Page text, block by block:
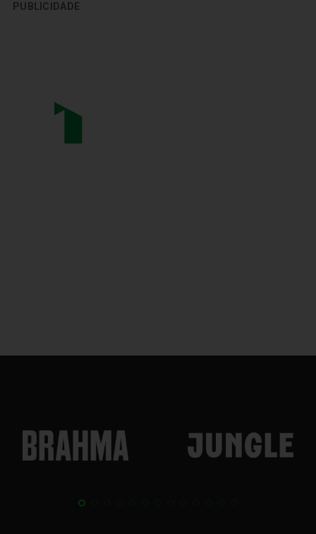
PUBLICIDADE